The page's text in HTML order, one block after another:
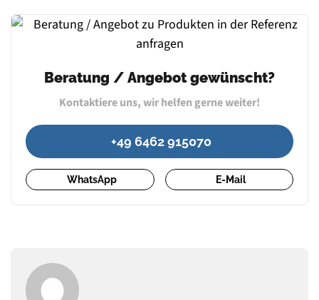
Beratung / Angebot gewünscht?
Kontaktiere uns, wir helfen gerne weiter!
+49 6462 915070
WhatsApp E-Mail